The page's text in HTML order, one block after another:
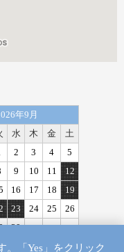
年9月
水 木 金
土
2 3 4
5
9 10 11
12
16 17 18
19
23 24 25
26
30
。「Yes」をクリック